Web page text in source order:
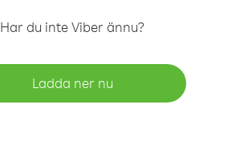
Har du inte Viber ännu?
Ladda ner nu